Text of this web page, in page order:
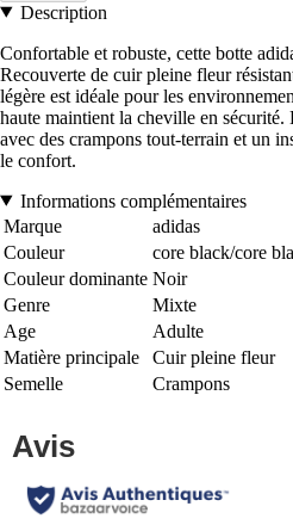
Description
Confortable et robuste, cette botte
Recouverte de cuir pleine fleur
légère est idéale pour les
haute maintient la cheville en
avec des crampons tout-terrain et un
le confort.
Informations complémentaires
Marque
adidas
Couleur
core black/core
Couleur dominante Noir
Genre
Mixte
Age
Adulte
Matière principale
Cuir pleine fleur
Semelle
Crampons